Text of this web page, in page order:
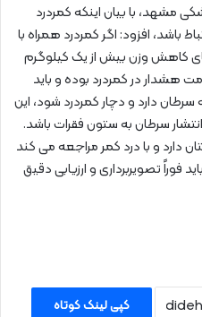
مشهد، با بیان اینکه کمردرد
باشد، افزود: اگر کمردرد همراه با
کاهش وزن بیش از یک کیلوگرم
هشدار در کمردرد بوده و باید
دارد و دچار کمردرد شود، این
انتشار سرطان به ستون فقرات باشد.
دارد و با درد کمر مراجعه می کند
فوراً تصویربرداری و ارزیابی دقیق
کپی لینک کوتاه